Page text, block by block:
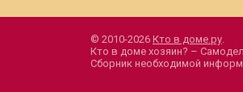
© 2010-2026 Кто в доме.ру.
Кто в доме хозяин? –
Сборник необходимой